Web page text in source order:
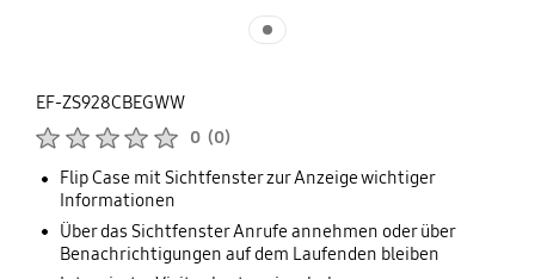
EF-ZS928CBEGWW
0 (0)
Flip Case mit Sichtfenster zur Anzeige wichtiger
Informationen
Über das Sichtfenster Anrufe annehmen oder über
Benachrichtigungen auf dem Laufenden bleiben